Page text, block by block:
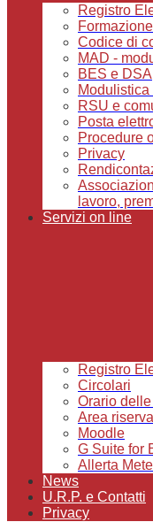
Registro
Codice di
MAD -
BES e DSA
Modulistica
RSU e
Posta
Procedure
Privacy
lavoro,
Servizi on line
Registro
Circolari
Orario
Area
Moodle
G Suite for
Allerta
News
U.R.P. e Contatti
Privacy